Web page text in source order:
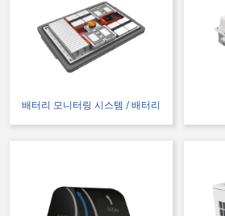
배터리 모니터링 시스템 / 배터리